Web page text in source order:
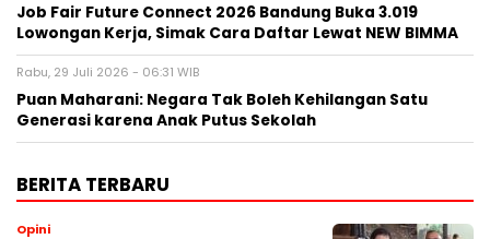
Job Fair Future Connect 2026 Bandung Buka 3.019
Lowongan Kerja, Simak Cara Daftar Lewat NEW BIMMA
Rabu, 29 Juli 2026 - 06:31 WIB
Puan Maharani: Negara Tak Boleh Kehilangan Satu
Generasi karena Anak Putus Sekolah
BERITA TERBARU
Opini